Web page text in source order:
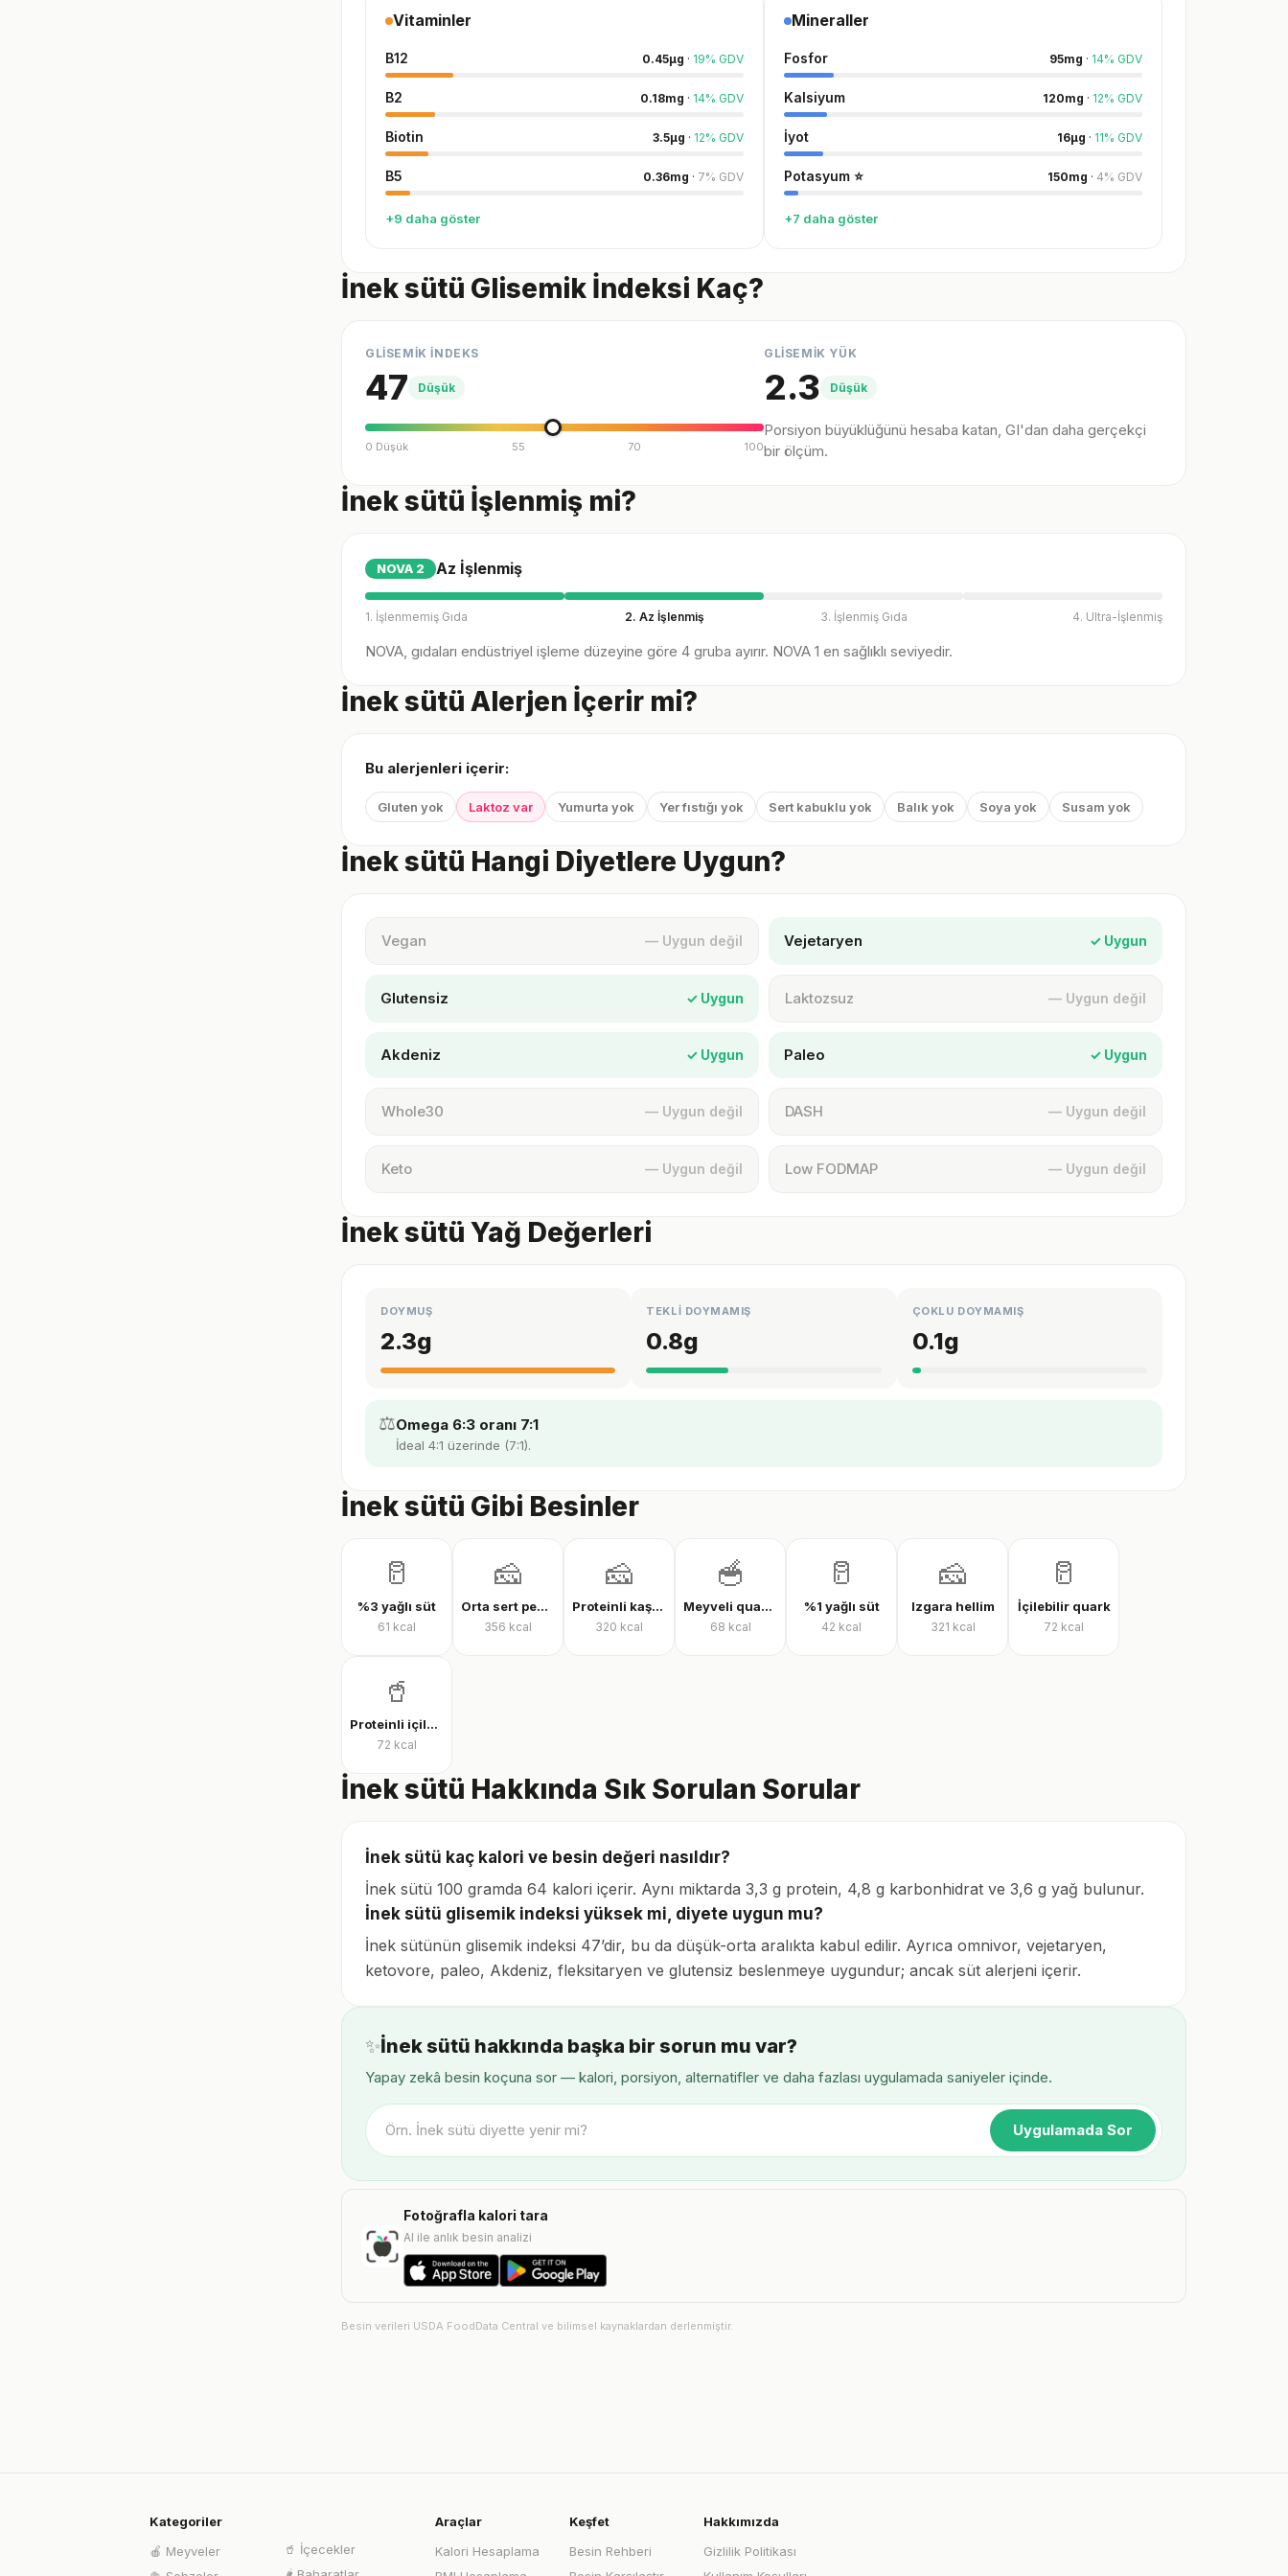
Vitaminler
B12 0.45µg · 19% GDV
B2 0.18mg · 14% GDV
Biotin 3.5µg · 12% GDV
B5 0.36mg · 7% GDV
+9 daha göster
Mineraller
Fosfor 95mg · 14% GDV
Kalsiyum 120mg · 12% GDV
İyot 16µg · 11% GDV
Potasyum ⭐ 150mg · 4% GDV
+7 daha göster
İnek sütü Glisemik İndeksi Kaç?
GLİSEMİK İNDEKS
47 Düşük
0 Düşük 55 70 100
GLİSEMİK YÜK
2.3 Düşük
Porsiyon büyüklüğünü hesaba katan, GI'dan daha gerçekçi
bir ölçüm.
İnek sütü İşlenmiş mi?
NOVA 2 Az İşlenmiş
1. İşlenmemiş Gıda 2. Az İşlenmiş 3. İşlenmiş Gıda 4. Ultra-İşlenmiş
NOVA, gıdaları endüstriyel işleme düzeyine göre 4 gruba ayırır. NOVA 1 en sağlıklı seviyedir.
İnek sütü Alerjen İçerir mi?
Bu alerjenleri içerir:
Gluten yok Laktoz var Yumurta yok Yer fıstığı yok Sert kabuklu yok Balık yok Soya yok Susam yok
İnek sütü Hangi Diyetlere Uygun?
Vegan — Uygun değil Vejetaryen ✓ Uygun
Glutensiz ✓ Uygun Laktozsuz — Uygun değil
Akdeniz ✓ Uygun Paleo ✓ Uygun
Whole30 — Uygun değil DASH — Uygun değil
Keto — Uygun değil Low FODMAP — Uygun değil
İnek sütü Yağ Değerleri
DOYMUŞ
2.3g
TEKLİ DOYMAMIŞ
0.8g
ÇOKLU DOYMAMIŞ
0.1g
⚖️Omega 6:3 oranı 7:1
İdeal 4:1 üzerinde (7:1).
İnek sütü Gibi Besinler
🥛
%3 yağlı süt
61 kcal
🧀
Orta sert peynir
356 kcal
🧀
Proteinli kaşar peyniri
320 kcal
🥣
Meyveli quark yoğurt
68 kcal
🥛
%1 yağlı süt
42 kcal
🧀
Izgara hellim
321 kcal
🥛
İçilebilir quark
72 kcal
🥤
Proteinli içilebilir quark
72 kcal
İnek sütü Hakkında Sık Sorulan Sorular
İnek sütü kaç kalori ve besin değeri nasıldır?
İnek sütü 100 gramda 64 kalori içerir. Aynı miktarda 3,3 g protein, 4,8 g karbonhidrat ve 3,6 g yağ bulunur.
İnek sütü glisemik indeksi yüksek mi, diyete uygun mu?
İnek sütünün glisemik indeksi 47’dir, bu da düşük-orta aralıkta kabul edilir. Ayrıca omnivor, vejetaryen,
ketovore, paleo, Akdeniz, fleksitaryen ve glutensiz beslenmeye uygundur; ancak süt alerjeni içerir.
✨İnek sütü hakkında başka bir sorun mu var?
Yapay zekâ besin koçuna sor — kalori, porsiyon, alternatifler ve daha fazlası uygulamada saniyeler içinde.
Uygulamada Sor
Fotoğrafla kalori tara
AI ile anlık besin analizi
Besin verileri USDA FoodData Central ve bilimsel kaynaklardan derlenmiştir.
Kategoriler
🍎 Meyveler
🥤 İçecekler
Araçlar
Kalori Hesaplama
Keşfet
Besin Rehberi
Hakkımızda
Gizlilik Politikası